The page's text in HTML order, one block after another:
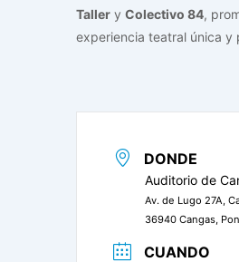
Taller y Colectivo 84,
experiencia teatral única y
DONDE
Auditorio de
Av. de Lugo 27A,
36940 Cangas,
CUANDO